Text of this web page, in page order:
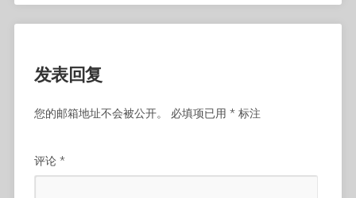
发表回复
您的邮箱地址不会被公开。 必填项已用 *标注
评论 *